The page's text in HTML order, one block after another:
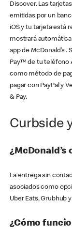
Discover. Las
emitidas por un
iOS y tu tarjeta está
mostrará
app de McDonald’s .
Pay™ de tu teléfono
como método de
pagar con PayPal y
& Pay.
Curbside
La entrega sin
asociados como
Uber Eats, Grubhub
¿Cómo